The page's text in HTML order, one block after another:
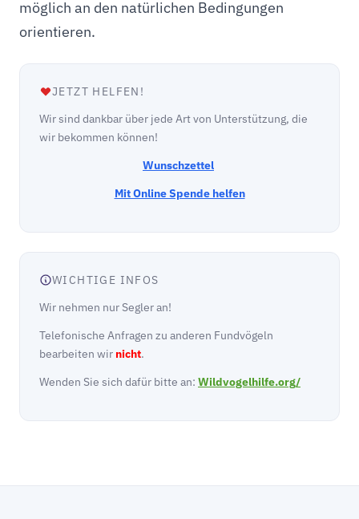
möglich an den natürlichen Bedingungen
orientieren.
JETZT HELFEN!
Wir sind dankbar über jede Art von Unterstützung, die
wir bekommen können!
Wunschzettel
Mit Online Spende helfen
WICHTIGE INFOS
Wir nehmen nur Segler an!
Telefonische Anfragen zu anderen Fundvögeln
bearbeiten wir nicht.
Wenden Sie sich dafür bitte an: Wildvogelhilfe.org/